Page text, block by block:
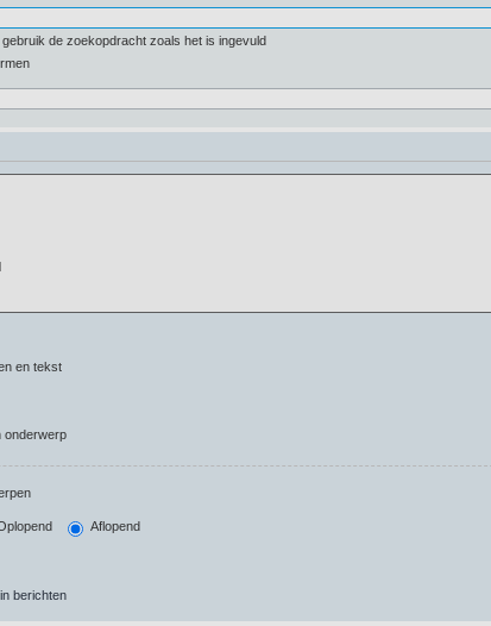
de zoekopdracht zoals het is ingevuld
en tekst
onderwerp
Aflopend
berichten